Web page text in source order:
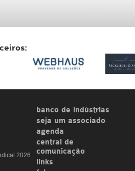
2026
banco de indústrias
seja um associado
agenda
central de
comunicação
links